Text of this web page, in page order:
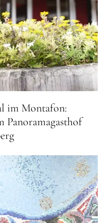
im Montafon:
Panoramagasthof